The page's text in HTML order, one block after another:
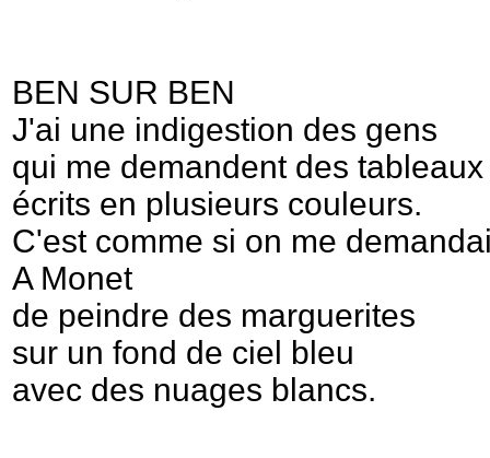
BEN SUR BEN
J'ai une indigestion des gens
qui me demandent des tableaux
écrits en plusieurs couleurs.
C'est comme si on me
A Monet
de peindre des marguerites
sur un fond de ciel bleu
avec des nuages blancs.